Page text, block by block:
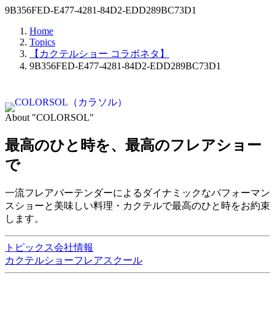
9B356FED-E477-4281-84D2-EDD289BC73D1
Home
Topics
【カクテルショー コラボネタ】
9B356FED-E477-4281-84D2-EDD289BC73D1
About "COLORSOL"
最高のひと時を、 最高のフレアショー
で
一流フレアバーテンダーによるダイナミックなパフォーマン
スショーと美味しい料理・カクテルで最高のひと時をお約束
します。
トピックス会社情報
カクテルショーフレアスクール